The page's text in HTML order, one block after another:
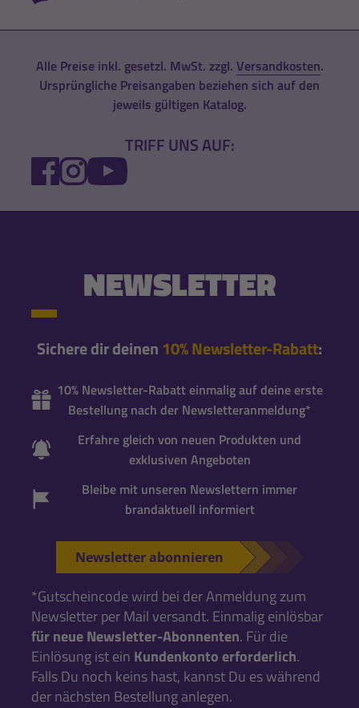
Alle Preise inkl. gesetzl. MwSt. zzgl. Versandkosten.
Ursprüngliche Preisangaben beziehen sich auf den
jeweils gültigen Katalog.
TRIFF UNS AUF:
FACEBOOK
INSTAGRAM
YOUTUBE
NEWSLETTER
Sichere dir deinen 10% Newsletter-Rabatt:
10% Newsletter-Rabatt einmalig auf deine erste
Bestellung nach der Newsletteranmeldung*
Erfahre gleich von neuen Produkten und
exklusiven Angeboten
Bleibe mit unseren Newslettern immer
brandaktuell informiert
Newsletter abonnieren
*Gutscheincode wird bei der Anmeldung zum
Newsletter per Mail versandt. Einmalig einlösbar
für neue Newsletter-Abonnenten. Für die
Einlösung ist ein Kundenkonto erforderlich.
Falls Du noch keins hast, kannst Du es während
der nächsten Bestellung anlegen.